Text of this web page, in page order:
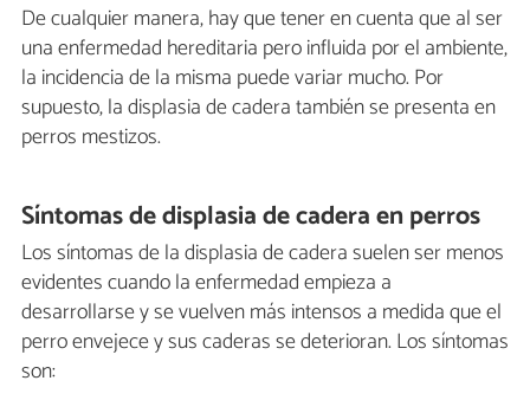
De cualquier manera, hay que tener en cuenta que al ser
una enfermedad hereditaria pero influida por el ambiente,
la incidencia de la misma puede variar mucho. Por
supuesto, la displasia de cadera también se presenta en
perros mestizos.
Síntomas de displasia de cadera en perros
Los síntomas de la displasia de cadera suelen ser menos
evidentes cuando la enfermedad empieza a
desarrollarse y se vuelven más intensos a medida que el
perro envejece y sus caderas se deterioran. Los síntomas
son: